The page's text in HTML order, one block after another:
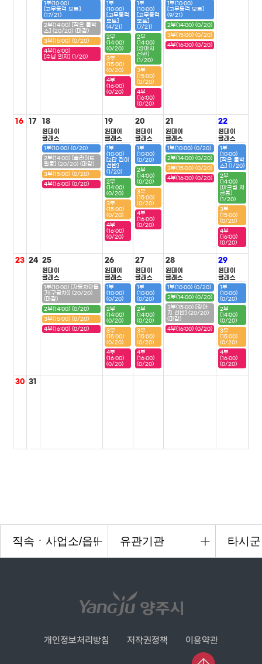
1부(10:00)
[고무동력 보트]
(17/21)
2부(14:00) [작은 툴박
스] (20/20) (마감)
3부(15:00) (0/20)
4부(16:00)
[수납 의자] (1/20)
1부
(10:00)
[고무동력
보트]
(4/21)
2부
(14:00)
(0/20)
3부
(15:00)
(0/20)
4부
(16:00)
(0/20)
1부
(10:00)
[고무동력
보트]
(7/21)
2부
(14:00)
[강아지
선반]
(1/20)
3부
(15:00)
(0/20)
4부
(16:00)
(0/20)
1부(10:00)
[고무동력 보트]
(9/21)
2부(14:00) (0/20)
3부(15:00) (0/20)
4부(16:00) (0/20)
16 17 18
원데이
클래스
1부(10:00) (0/20)
2부(14:00) [슬라이드
필통] (20/20) (마감)
3부(15:00) (0/20)
4부(16:00) (0/20)
19
원데이
클래스
1부
(10:00)
[2단 접이
선반]
(1/20)
2부
(14:00)
(0/20)
3부
(15:00)
(0/20)
4부
(16:00)
(0/20)
20
원데이
클래스
1부
(10:00)
(0/20)
2부
(14:00)
(0/20)
3부
(15:00)
(0/20)
4부
(16:00)
(0/20)
21
원데이
클래스
1부(10:00) (0/20)
2부(14:00) (0/20)
3부(15:00) (0/20)
4부(16:00) (0/20)
22
원데이
클래스
1부
(10:00)
[작은 툴박
스] (1/20)
2부
(14:00)
[아크릴 저
금통]
(1/20)
3부
(15:00)
(0/20)
4부
(16:00)
(0/20)
23 24 25
원데이
클래스
1부(10:00) [자동차만들
기(구급차)] (20/20)
(마감)
2부(14:00) (0/20)
3부(15:00) (0/20)
4부(16:00) (0/20)
26
원데이
클래스
1부
(10:00)
(0/20)
2부
(14:00)
(0/20)
3부
(15:00)
(0/20)
4부
(16:00)
(0/20)
27
원데이
클래스
1부
(10:00)
(0/20)
2부
(14:00)
(0/20)
3부
(15:00)
(0/20)
4부
(16:00)
(0/20)
28
원데이
클래스
1부(10:00) (0/20)
2부(14:00) (0/20)
3부(15:00) [강아
지 선반] (20/20)
(마감)
4부(16:00) (0/20)
29
원데이
클래스
1부
(10:00)
(0/20)
2부
(14:00)
(0/20)
3부
(15:00)
(0/20)
4부
(16:00)
(0/20)
30 31
개인정보처리방침 저작권정책 이용약관